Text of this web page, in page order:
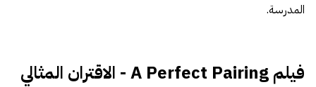
المدرسة.
فيلم A Perfect Pairing - الاقتران المثالي